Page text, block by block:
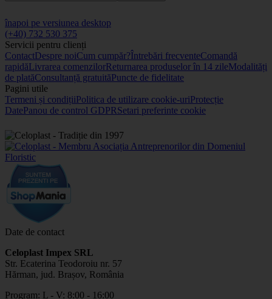
înapoi pe versiunea desktop
(+40) 732 530 375
Servicii pentru clienți
ContactDespre noiCum cumpăr?Întrebări frecventeComandă
rapidăLivrarea comenzilorReturnarea produselor în 14 zileModalități
de platăConsultanță gratuităPuncte de fidelitate
Pagini utile
Termeni și condițiiPolitica de utilizare cookie-uriProtecție
DatePanou de control GDPRSetari preferinte cookie
Date de contact
Celoplast Impex SRL
Str. Ecaterina Teodoroiu nr. 57
Hărman, jud. Brașov, România
Program: L - V: 8:00 - 16:00